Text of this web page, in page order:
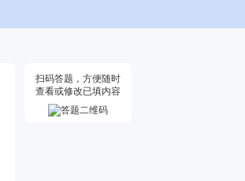
扫码答题，方便随时
查看或修改已填内容